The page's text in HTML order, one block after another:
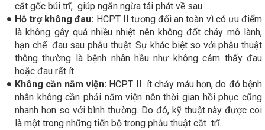
cắt gốc búi trĩ, giúp ngăn ngừa tái phát về sau.
Hỗ trợ không đau: HCPT II tương đối an toàn vì có ưu điểm
là không gây quá nhiều nhiệt nên không đốt cháy mô lành,
hạn chế đau sau phẫu thuật. Sự khác biệt so với phẫu thuật
thông thường là bệnh nhân hầu như không cảm thấy đau
hoặc đau rất ít.
Không cần nằm viện:HCPT II ít chảy máu hơn, do đó bệnh
nhân không cần phải nằm viện nên thời gian hồi phục cũng
nhanh hơn so với bình thường. Do đó, kỹ thuật này được coi
là một trong những tiến bộ trong phẫu thuật cắt trĩ.